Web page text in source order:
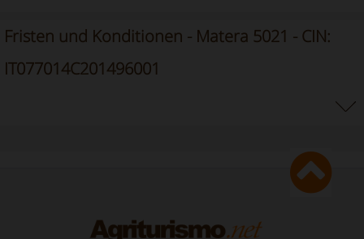
Fristen und Konditionen - Matera 5021 - CIN:
IT077014C201496001